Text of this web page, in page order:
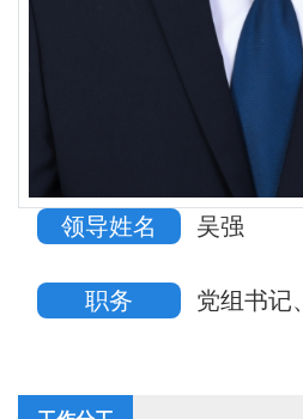
领导姓名 吴强
职务 党组书记